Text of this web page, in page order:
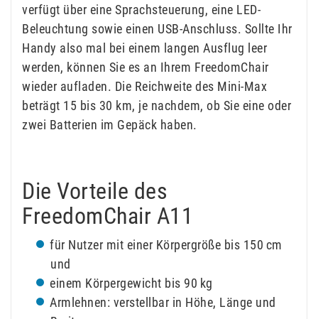
verfügt über eine Sprachsteuerung, eine LED-
Beleuchtung sowie einen USB-Anschluss. Sollte Ihr
Handy also mal bei einem langen Ausflug leer
werden, können Sie es an Ihrem FreedomChair
wieder aufladen. Die Reichweite des Mini-Max
beträgt 15 bis 30 km, je nachdem, ob Sie eine oder
zwei Batterien im Gepäck haben.
Die Vorteile des
FreedomChair A11
für Nutzer mit einer Körpergröße bis 150 cm
und
einem Körpergewicht bis 90 kg
Armlehnen: verstellbar in Höhe, Länge und